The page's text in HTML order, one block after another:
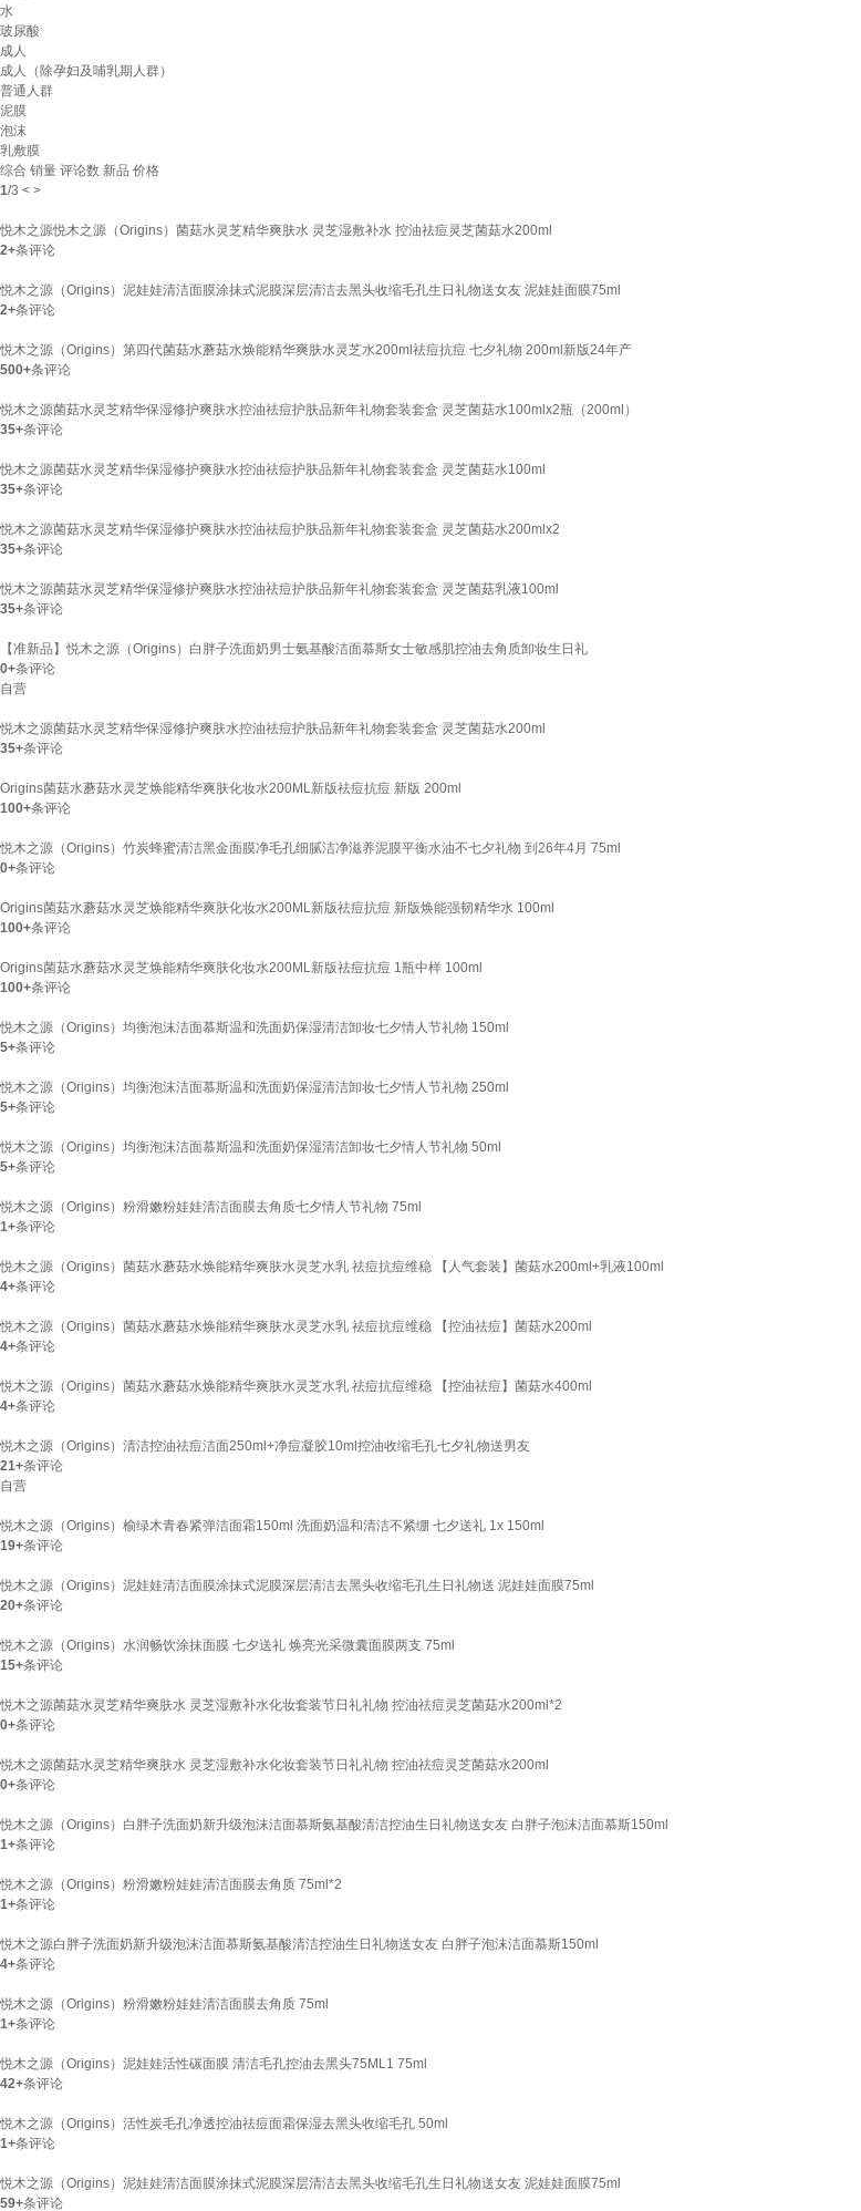
水
玻尿酸
成人
成人（除孕妇及哺乳期人群）
普通人群
泥膜
泡沫
乳敷膜
综合 销量 评论数 新品 价格
1/3 < >
悦木之源悦木之源（Origins）菌菇水灵芝精华爽肤水 灵芝湿敷补水 控油祛痘灵芝菌菇水200ml
2+条评论
悦木之源（Origins）泥娃娃清洁面膜涂抹式泥膜深层清洁去黑头收缩毛孔生日礼物送女友 泥娃娃面膜75ml
2+条评论
悦木之源（Origins）第四代菌菇水蘑菇水焕能精华爽肤水灵芝水200ml祛痘抗痘 七夕礼物 200ml新版24年产
500+条评论
悦木之源菌菇水灵芝精华保湿修护爽肤水控油祛痘护肤品新年礼物套装套盒 灵芝菌菇水100mlx2瓶（200ml）
35+条评论
悦木之源菌菇水灵芝精华保湿修护爽肤水控油祛痘护肤品新年礼物套装套盒 灵芝菌菇水100ml
35+条评论
悦木之源菌菇水灵芝精华保湿修护爽肤水控油祛痘护肤品新年礼物套装套盒 灵芝菌菇水200mlx2
35+条评论
悦木之源菌菇水灵芝精华保湿修护爽肤水控油祛痘护肤品新年礼物套装套盒 灵芝菌菇乳液100ml
35+条评论
【准新品】悦木之源（Origins）白胖子洗面奶男士氨基酸洁面慕斯女士敏感肌控油去角质卸妆生日礼
0+条评论
自营
悦木之源菌菇水灵芝精华保湿修护爽肤水控油祛痘护肤品新年礼物套装套盒 灵芝菌菇水200ml
35+条评论
Origins菌菇水蘑菇水灵芝焕能精华爽肤化妆水200ML新版祛痘抗痘 新版 200ml
100+条评论
悦木之源（Origins）竹炭蜂蜜清洁黑金面膜净毛孔细腻洁净滋养泥膜平衡水油不七夕礼物 到26年4月 75ml
0+条评论
Origins菌菇水蘑菇水灵芝焕能精华爽肤化妆水200ML新版祛痘抗痘 新版焕能强韧精华水 100ml
100+条评论
Origins菌菇水蘑菇水灵芝焕能精华爽肤化妆水200ML新版祛痘抗痘 1瓶中样 100ml
100+条评论
悦木之源（Origins）均衡泡沫洁面慕斯温和洗面奶保湿清洁卸妆七夕情人节礼物 150ml
5+条评论
悦木之源（Origins）均衡泡沫洁面慕斯温和洗面奶保湿清洁卸妆七夕情人节礼物 250ml
5+条评论
悦木之源（Origins）均衡泡沫洁面慕斯温和洗面奶保湿清洁卸妆七夕情人节礼物 50ml
5+条评论
悦木之源（Origins）粉滑嫩粉娃娃清洁面膜去角质七夕情人节礼物 75ml
1+条评论
悦木之源（Origins）菌菇水蘑菇水焕能精华爽肤水灵芝水乳 祛痘抗痘维稳 【人气套装】菌菇水200ml+乳液100ml
4+条评论
悦木之源（Origins）菌菇水蘑菇水焕能精华爽肤水灵芝水乳 祛痘抗痘维稳 【控油祛痘】菌菇水200ml
4+条评论
悦木之源（Origins）菌菇水蘑菇水焕能精华爽肤水灵芝水乳 祛痘抗痘维稳 【控油祛痘】菌菇水400ml
4+条评论
悦木之源（Origins）清洁控油祛痘洁面250ml+净痘凝胶10ml控油收缩毛孔七夕礼物送男友
21+条评论
自营
悦木之源（Origins）榆绿木青春紧弹洁面霜150ml 洗面奶温和清洁不紧绷 七夕送礼 1x 150ml
19+条评论
悦木之源（Origins）泥娃娃清洁面膜涂抹式泥膜深层清洁去黑头收缩毛孔生日礼物送 泥娃娃面膜75ml
20+条评论
悦木之源（Origins）水润畅饮涂抹面膜 七夕送礼 焕亮光采微囊面膜两支 75ml
15+条评论
悦木之源菌菇水灵芝精华爽肤水 灵芝湿敷补水化妆套装节日礼礼物 控油祛痘灵芝菌菇水200ml*2
0+条评论
悦木之源菌菇水灵芝精华爽肤水 灵芝湿敷补水化妆套装节日礼礼物 控油祛痘灵芝菌菇水200ml
0+条评论
悦木之源（Origins）白胖子洗面奶新升级泡沫洁面慕斯氨基酸清洁控油生日礼物送女友 白胖子泡沫洁面慕斯150ml
1+条评论
悦木之源（Origins）粉滑嫩粉娃娃清洁面膜去角质 75ml*2
1+条评论
悦木之源白胖子洗面奶新升级泡沫洁面慕斯氨基酸清洁控油生日礼物送女友 白胖子泡沫洁面慕斯150ml
4+条评论
悦木之源（Origins）粉滑嫩粉娃娃清洁面膜去角质 75ml
1+条评论
悦木之源（Origins）泥娃娃活性碳面膜 清洁毛孔控油去黑头75ML1 75ml
42+条评论
悦木之源（Origins）活性炭毛孔净透控油祛痘面霜保湿去黑头收缩毛孔 50ml
1+条评论
悦木之源（Origins）泥娃娃清洁面膜涂抹式泥膜深层清洁去黑头收缩毛孔生日礼物送女友 泥娃娃面膜75ml
59+条评论